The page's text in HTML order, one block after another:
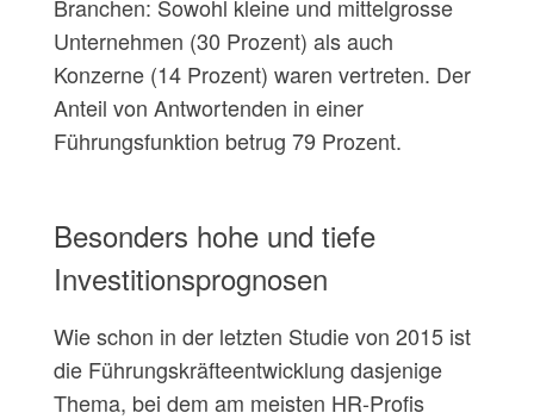
Branchen: Sowohl kleine und mittelgrosse
Unternehmen (30 Prozent) als auch
Konzerne (14 Prozent) waren vertreten. Der
Anteil von Antwortenden in einer
Führungsfunktion betrug 79 Prozent.
Besonders hohe und tiefe
Investitionsprognosen
Wie schon in der letzten Studie von 2015 ist
die Führungskräfteentwicklung dasjenige
Thema, bei dem am meisten HR-Profis